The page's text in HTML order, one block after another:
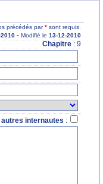
précédés par* sont requis.
2010 - Modifié le 13-12-2010
Chapitre : 9
internautes :